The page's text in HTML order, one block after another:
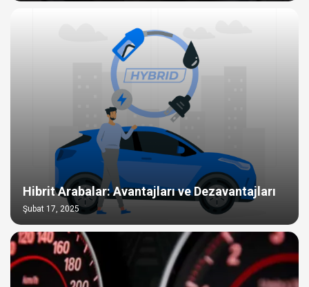
Hibrit Arabalar: Avantajları ve Dezavantajları
Şubat 17, 2025